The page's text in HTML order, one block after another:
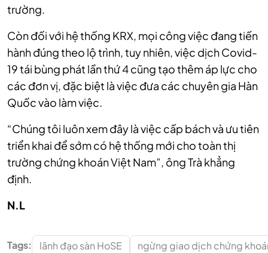
trường.
Còn đối với hệ thống KRX, mọi công việc đang tiến
hành đúng theo lộ trình, tuy nhiên, việc dịch Covid-
19 tái bùng phát lần thứ 4 cũng tạo thêm áp lực cho
các đơn vị, đặc biệt là việc đưa các chuyên gia Hàn
Quốc vào làm việc.
“Chúng tôi luôn xem đây là việc cấp bách và ưu tiên
triển khai để sớm có hệ thống mới cho toàn thị
trường chứng khoán Việt Nam”, ông Trà khẳng
định.
N.L
Tags: lãnh đạo sàn HoSE ngừng giao dịch chứng